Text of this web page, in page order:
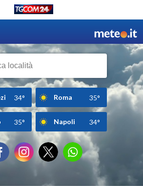
34° Roma 35°
35° Napoli 34°